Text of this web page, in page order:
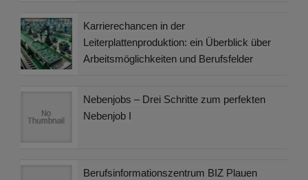
Karrierechancen in der
Leiterplattenproduktion: ein Überblick über
Arbeitsmöglichkeiten und Berufsfelder
Nebenjobs – Drei Schritte zum perfekten
Nebenjob I
Berufsinformationszentrum BIZ Plauen